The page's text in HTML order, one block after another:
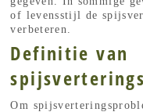
of levensstijl de
verbeteren.
Definitie van
Om